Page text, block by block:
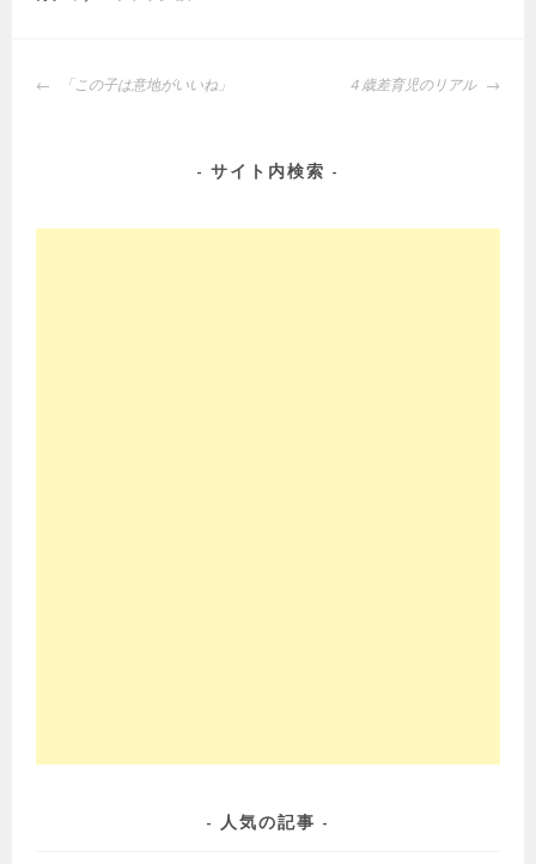
投
ー
「この子は意地がいいね」 ４歳差育児のリアル
サイト内検索
人気の記事